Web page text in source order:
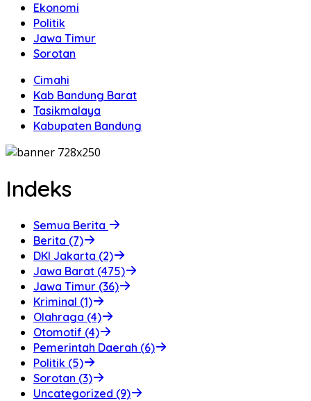
Ekonomi
Politik
Jawa Timur
Sorotan
Cimahi
Kab Bandung Barat
Tasikmalaya
Kabupaten Bandung
Indeks
Semua Berita
Berita (7)
DKI Jakarta (2)
Jawa Barat (475)
Jawa Timur (36)
Kriminal (1)
Olahraga (4)
Otomotif (4)
Pemerintah Daerah (6)
Politik (5)
Sorotan (3)
Uncategorized (9)